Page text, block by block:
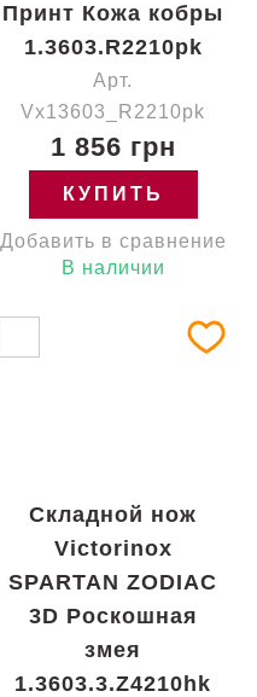
Принт Кожа кобры
1.3603.R2210pk
Арт.
Vx13603_R2210pk
1 856 грн
КУПИТЬ
Добавить в сравнение
В наличии
Складной нож
Victorinox
SPARTAN ZODIAC
3D Роскошная
змея
1.3603.3.Z4210hk